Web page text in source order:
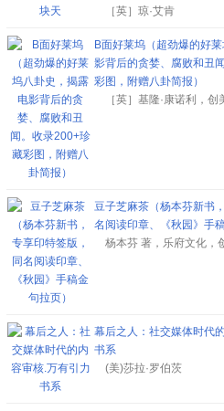
［英］琼·艾肯
B面好莱坞（超劲爆的好
影背后的贪婪、腐败和丑
彩图，附赠八卦简报）
［英］基隆·康诺利，创
豆子芝麻茶（杨本芬新书
名阅读印章、《秋园》手
杨本芬 著，乐府文化，
幕后之人：社交媒体时代
书系
(美)莎拉·罗伯茨